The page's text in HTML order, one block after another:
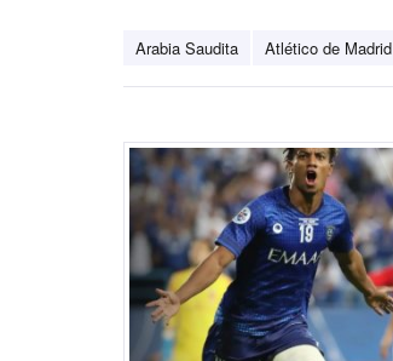
Arabia Saudita Atlético de Madrid